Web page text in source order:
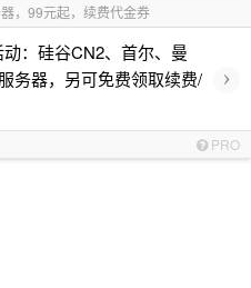
，99元起，续费代金券
：硅谷CN2、首尔、曼
务器，另可免费领取续费/
›
PRO